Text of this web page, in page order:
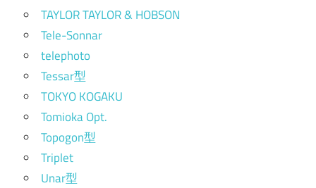
TAYLOR TAYLOR & HOBSON
Tele-Sonnar
telephoto
Tessar型
TOKYO KOGAKU
Tomioka Opt.
Topogon型
Triplet
Unar型